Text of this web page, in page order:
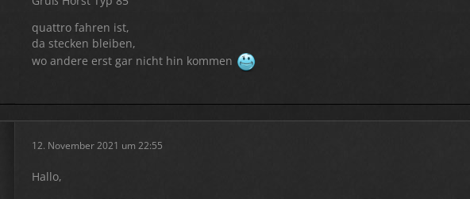
quattro fahren ist,
da stecken bleiben,
wo andere erst gar nicht hin kommen
12. November 2021 um 22:55
Hallo,